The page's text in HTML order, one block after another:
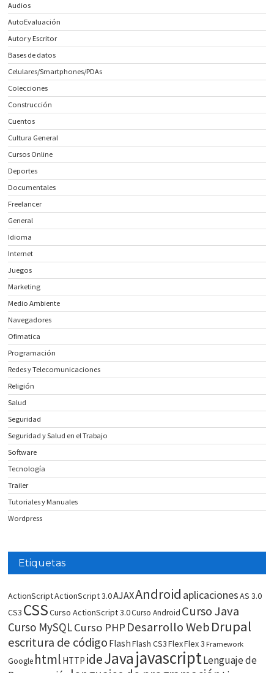
Audios
AutoEvaluación
Autor y Escritor
Bases de datos
Celulares/Smartphones/PDAs
Colecciones
Construcción
Cuentos
Cultura General
Cursos Online
Deportes
Documentales
Freelancer
General
Idioma
Internet
Juegos
Marketing
Medio Ambiente
Navegadores
Ofimatica
Programación
Redes y Telecomunicaciones
Religión
Salud
Seguridad
Seguridad y Salud en el Trabajo
Software
Tecnología
Trailer
Tutoriales y Manuales
Wordpress
Etiquetas
ActionScriptActionScript 3.0AJAXAndroid aplicacionesAS 3.0
CS3 CSSCurso ActionScript 3.0Curso Android Curso Java
Curso MySQLCurso PHP Desarrollo WebDrupal
escritura de código FlashFlash CS3FlexFlex 3 Framework
Google html HTTP ideJavajavascriptLenguaje de